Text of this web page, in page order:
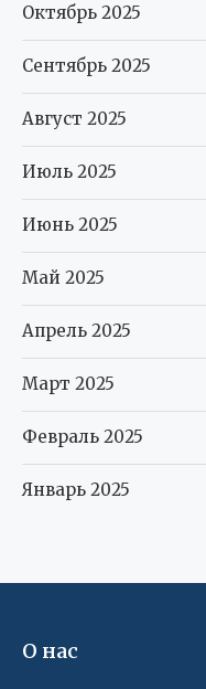
Октябрь 2025
Сентябрь 2025
Август 2025
Июль 2025
Июнь 2025
Май 2025
Апрель 2025
Март 2025
Февраль 2025
Январь 2025
О нас